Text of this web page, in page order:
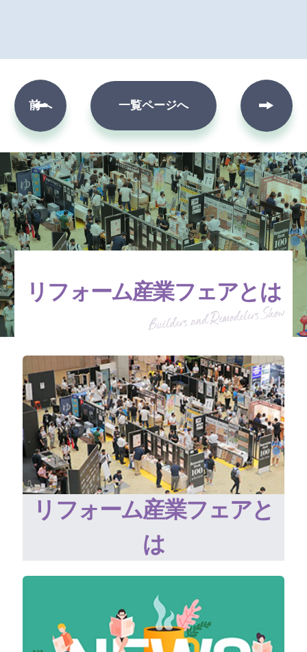
前へ 一覧ページへ
次へ
リフォーム産業フェアとは
リフォーム産業フェアと
は